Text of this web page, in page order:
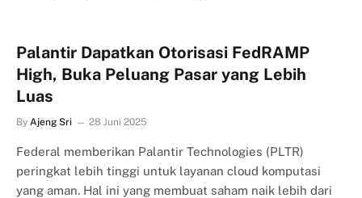
Palantir Dapatkan Otorisasi FedRAMP
High, Buka Peluang Pasar yang Lebih
Luas
By Ajeng Sri 28 Juni 2025
Federal memberikan Palantir Technologies (PLTR)
peringkat lebih tinggi untuk layanan cloud komputasi
yang aman. Hal ini yang membuat saham naik lebih dari